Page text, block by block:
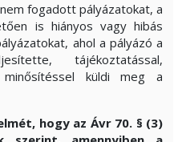
fogadott pályázatokat, a
is hiányos vagy hibás
ahol a pályázó a
tájékoztatással,
küldi meg a
hogy az Ávr 70. § (3)